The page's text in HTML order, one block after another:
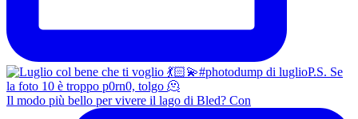
Il modo più bello per vivere il lago di Bled? Con